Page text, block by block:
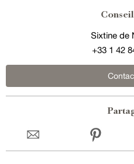
Sixtine de
+33 1 42